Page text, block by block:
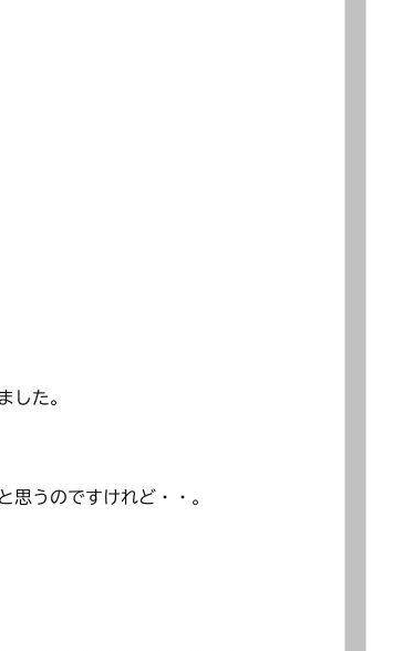
した。
思うのですけれど・・。